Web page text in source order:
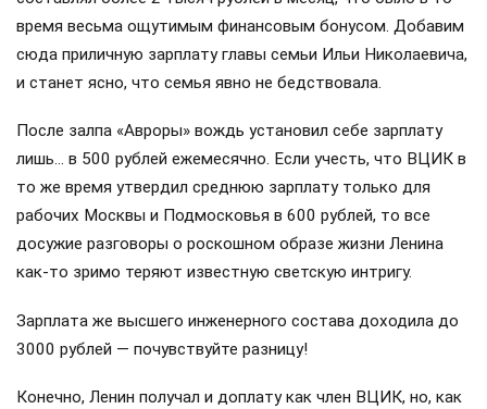
время весьма ощутимым финансовым бонусом. Добавим
сюда приличную зарплату главы семьи Ильи Николаевича,
и станет ясно, что семья явно не бедствовала.
После залпа «Авроры» вождь установил себе зарплату
лишь… в 500 рублей ежемесячно. Если учесть, что ВЦИК в
то же время утвердил среднюю зарплату только для
рабочих Москвы и Подмосковья в 600 рублей, то все
досужие разговоры о роскошном образе жизни Ленина
как-то зримо теряют известную светскую интригу.
Зарплата же высшего инженерного состава доходила до
3000 рублей — почувствуйте разницу!
Конечно, Ленин получал и доплату как член ВЦИК, но, как